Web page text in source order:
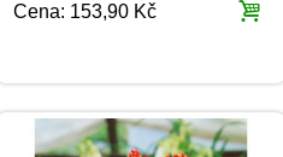
Cena: 153,90 Kč